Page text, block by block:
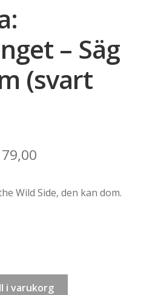
– Säg
(svart
Price
kr 159,00
Wild Side, den kan dom.
i varukorg